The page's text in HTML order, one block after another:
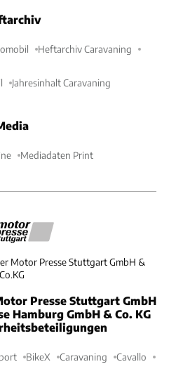
Heftarchiv Caravaning
Jahresinhalt Caravaning
Mediadaten Print
Motor Presse Stuttgart GmbH &
Co.KG
Presse Stuttgart GmbH
Hamburg GmbH & Co. KG
BikeX Caravaning Cavallo